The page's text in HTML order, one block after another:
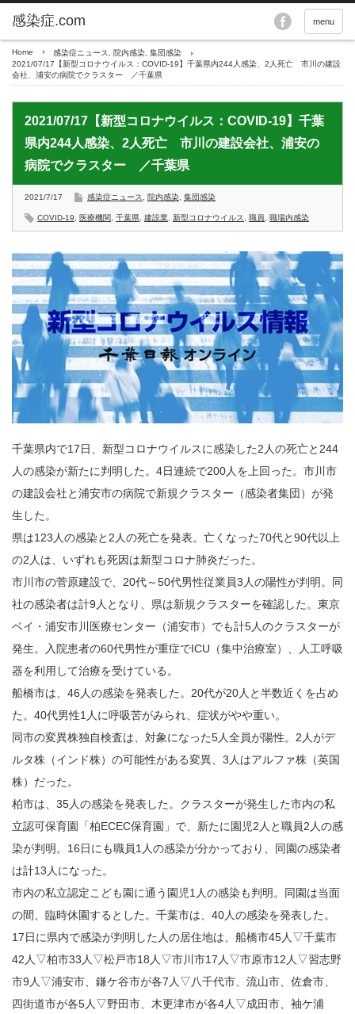
menu
Home 感染症ニュース 院内感染 集団感染
2021/07/17【新型コロナウイルス：COVID-19】千葉県内244人感染、2人死亡 市川の建設
会社、浦安の病院でクラスター ／千葉県
2021/07/17【新型コロナウイルス：COVID-19】千葉
県内244人感染、2人死亡 市川の建設会社、浦安の
病院でクラスター ／千葉県
2021/7/17 感染症ニュース 院内感染 集団感染
COVID-19 医療機関 千葉県 建設業 新型コロナウイルス 職員 職場内感染
千葉県内で17日、新型コロナウイルスに感染した2人の死亡と244
人の感染が新たに判明した。4日連続で200人を上回った。市川市
の建設会社と浦安市の病院で新規クラスター（感染者集団）が発
生した。
県は123人の感染と2人の死亡を発表。亡くなった70代と90代以上
の2人は、いずれも死因は新型コロナ肺炎だった。
市川市の菅原建設で、20代～50代男性従業員3人の陽性が判明。同
社の感染者は計9人となり、県は新規クラスターを確認した。東京
ベイ・浦安市川医療センター（浦安市）でも計5人のクラスターが
発生。入院患者の60代男性が重症でICU（集中治療室）、人工呼吸
器を利用して治療を受けている。
船橋市は、46人の感染を発表した。20代が20人と半数近くを占め
た。40代男性1人に呼吸苦がみられ、症状がやや重い。
同市の変異株独自検査は、対象になった5人全員が陽性。2人がデ
ルタ株（インド株）の可能性がある変異、3人はアルファ株（英国
株）だった。
柏市は、35人の感染を発表した。クラスターが発生した市内の私
立認可保育園「柏ECEC保育園」で、新たに園児2人と職員2人の感
染が判明。16日にも職員1人の感染が分かっており、同園の感染者
は計13人になった。
市内の私立認定こども園に通う園児1人の感染も判明。同園は当面
の間、臨時休園するとした。千葉市は、40人の感染を発表した。
17日に県内で感染が判明した人の居住地は、船橋市45人▽千葉市
42人▽柏市33人▽松戸市18人▽市川市17人▽市原市12人▽習志野
市9人▽浦安市、鎌ケ谷市が各7人▽八千代市、流山市、佐倉市、
四街道市が各5人▽野田市、木更津市が各4人▽成田市、袖ケ浦